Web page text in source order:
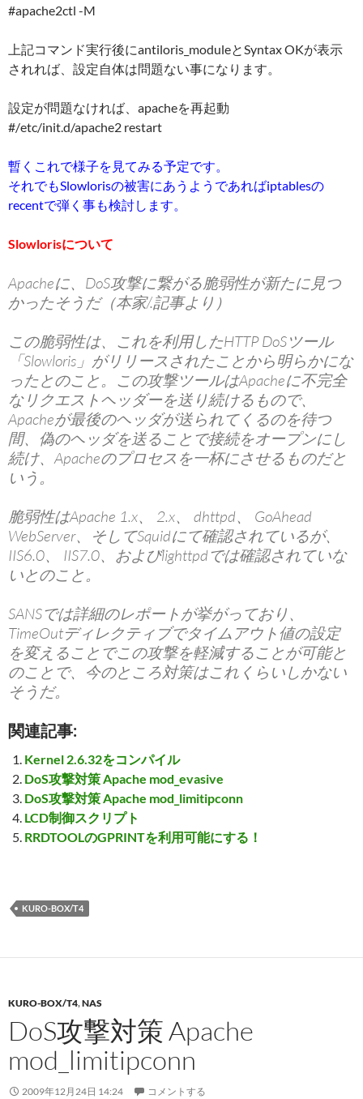
#apache2ctl -M
上記コマンド実行後にantiloris_moduleとSyntax OKが表示
されれば、設定自体は問題ない事になります。
設定が問題なければ、apacheを再起動
#/etc/init.d/apache2 restart
暫くこれで様子を見てみる予定です。
それでもSlowlorisの被害にあうようであればiptablesの
recentで弾く事も検討します。
Slowlorisについて
Apacheに、DoS攻撃に繋がる脆弱性が新たに見つ
かったそうだ（本家/.記事より）
この脆弱性は、これを利用したHTTP DoSツール
「Slowloris」がリリースされたことから明らかにな
ったとのこと。この攻撃ツールはApacheに不完全
なリクエストヘッダーを送り続けるもので、
Apacheが最後のヘッダが送られてくるのを待つ
間、偽のヘッダを送ることで接続をオープンにし
続け、Apacheのプロセスを一杯にさせるものだと
いう。
脆弱性はApache 1.x、 2.x、 dhttpd、 GoAhead
WebServer、そしてSquidにて確認されているが、
IIS6.0、 IIS7.0、およびlighttpdでは確認されていな
いとのこと。
SANSでは詳細のレポートが挙がっており、
TimeOutディレクティブでタイムアウト値の設定
を変えることでこの攻撃を軽減することが可能と
のことで、今のところ対策はこれくらいしかない
そうだ。
関連記事:
Kernel 2.6.32をコンパイル
DoS攻撃対策 Apache mod_evasive
DoS攻撃対策 Apache mod_limitipconn
LCD制御スクリプト
RRDTOOLのGPRINTを利用可能にする！
KURO-BOX/T4
KURO-BOX/T4,NAS
DoS攻撃対策 Apache
mod_limitipconn
2009年12月24日 14:24 コメントする